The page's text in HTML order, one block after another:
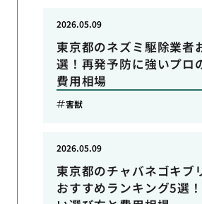
東京都のネズミ駆除業者
選！再発予防に強いプロ
費用相場
2026.05.09
害獣
東京都のチャバネゴキブ
おすすめランキング5選
2026.05.09